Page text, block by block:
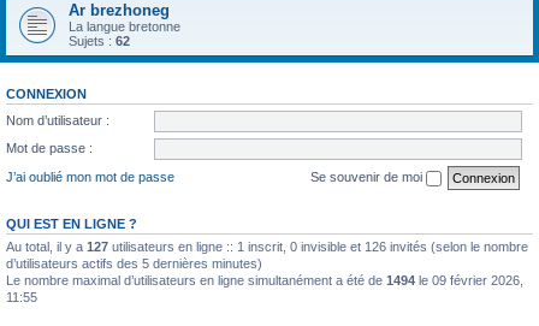
Ar brezhoneg
La langue bretonne
Sujets : 62
CONNEXION
Nom d’utilisateur :
Mot de passe :
J’ai oublié mon mot de passe
Se souvenir de moi
QUI EST EN LIGNE ?
Au total, il y a 127 utilisateurs en ligne :: 1 inscrit, 0 invisible et 126 invités (selon le nombre
d’utilisateurs actifs des 5 dernières minutes)
Le nombre maximal d’utilisateurs en ligne simultanément a été de 1494 le 09 février 2026,
11:55